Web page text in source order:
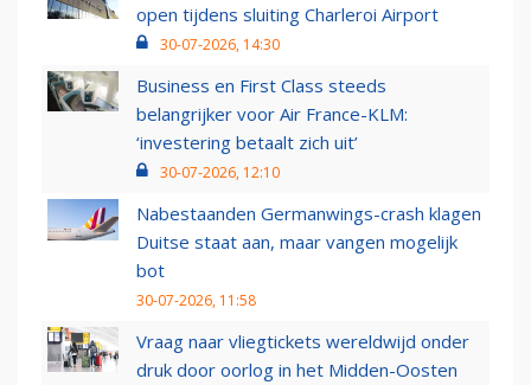
open tijdens sluiting Charleroi Airport
30-07-2026, 14:30
Business en First Class steeds
belangrijker voor Air France-KLM:
‘investering betaalt zich uit’
30-07-2026, 12:10
Nabestaanden Germanwings-crash klagen
Duitse staat aan, maar vangen mogelijk
bot
30-07-2026, 11:58
Vraag naar vliegtickets wereldwijd onder
druk door oorlog in het Midden-Oosten